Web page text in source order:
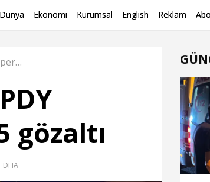
Dünya Ekonomi Kurumsal English Reklam
İzmir'de FETÖ/PDY operasyonu; 15 gözaltı Haber
gözaltı
DHA